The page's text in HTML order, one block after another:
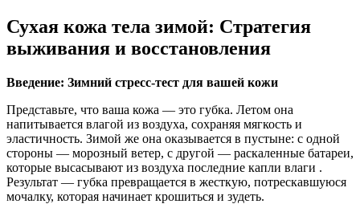
Сухая кожа тела зимой: Стратегия
выживания и восстановления
Введение: Зимний стресс-тест для вашей кожи
Представьте, что ваша кожа — это губка. Летом она
напитывается влагой из воздуха, сохраняя мягкость и
эластичность. Зимой же она оказывается в пустыне: с одной
стороны — морозный ветер, с другой — раскаленные батареи,
которые высасывают из воздуха последние капли влаги .
Результат — губка превращается в жесткую, потрескавшуюся
мочалку, которая начинает крошиться и зудеть.